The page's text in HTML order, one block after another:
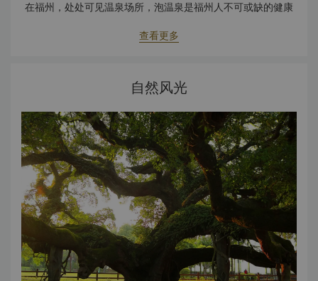
在福州，处处可见温泉场所，泡温泉是福州人不可或缺的健康
查看更多
自然风光